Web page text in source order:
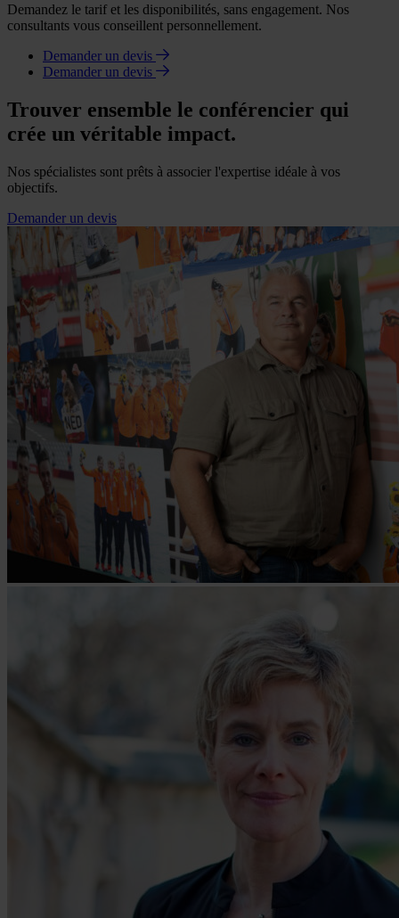
Demandez le tarif et les disponibilités, sans engagement. Nos
consultants vous conseillent personnellement.
Demander un devis
Demander un devis
Trouver ensemble le conférencier qui
crée un véritable impact.
Nos spécialistes sont prêts à associer l'expertise idéale à vos
objectifs.
Demander un devis